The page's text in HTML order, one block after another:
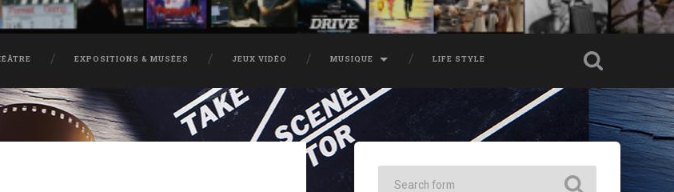
EXPOSITIONS & MUSÉES JEUX VIDÉO MUSIQUE LIFE STYLE